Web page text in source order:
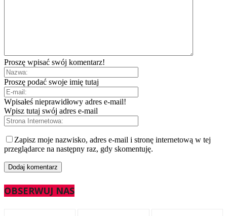
Proszę wpisać swój komentarz!
Proszę podać swoje imię tutaj
Wpisałeś nieprawidłowy adres e-mail!
Wpisz tutaj swój adres e-mail
Zapisz moje nazwisko, adres e-mail i stronę internetową w tej
przeglądarce na następny raz, gdy skomentuję.
OBSERWUJ NAS